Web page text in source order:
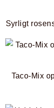
Syrligt
Taco-Mix